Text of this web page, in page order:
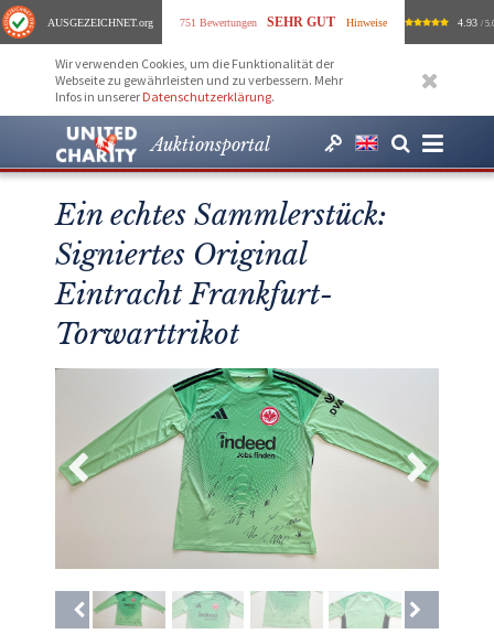
AUSGEZEICHNET.org 751 Bewertungen SEHR GUT Hinweise 4.93 /
Wir verwenden Cookies, um die Funktionalität der
Webseite zu gewährleisten und zu verbessern. Mehr
Infos in unserer Datenschutzerklärung.
Auktionsportal
Ein echtes Sammlerstück:
Signiertes Original
Eintracht Frankfurt-
Torwarttrikot